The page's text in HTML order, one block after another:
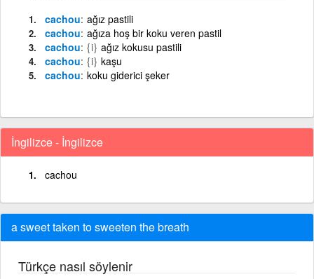
cachou ağız pastili
cachou ağıza hoş bir koku veren pastil
cachou {i} ağız kokusu pastili
cachou {i} kaşu
cachou koku giderici şeker
İngilizce - İngilizce
cachou
a sweet taken to sweeten the breath
Türkçe nasıl söylenir